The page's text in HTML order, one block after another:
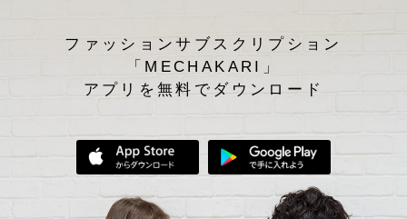
ファッションサブスクリプション
「MECHAKARI」
アプリを無料でダウンロード
App Storeからダウンロード